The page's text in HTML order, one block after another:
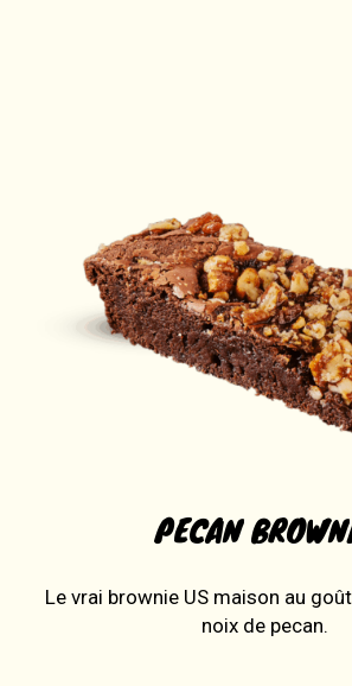
PECAN
Le vrai brownie US maison au
noix de pecan.